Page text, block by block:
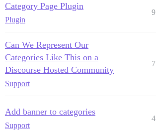
Category Page Plugin
Plugin
9
Can We Represent Our
Categories Like This on a
Discourse Hosted Community
Support
7
Add banner to categories
Support
4